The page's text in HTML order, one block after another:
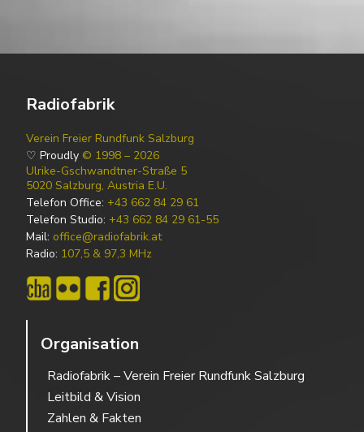
Radiofabrik
Verein Freier Rundfunk Salzburg
♡ Proudly © 1998 – 2026
Ulrike-Gschwandtner-Straße 5
5020 Salzburg, Austria E.U.
Telefon Office: +43 662 84 29 61
Telefon Studio: +43 662 84 29 61-55
Mail: office@radiofabrik.at
Radio: 107,5 & 97,3 MHz
Organisation
Radiofabrik – Verein Freier Rundfunk Salzburg
Leitbild & Vision
Zahlen & Fakten